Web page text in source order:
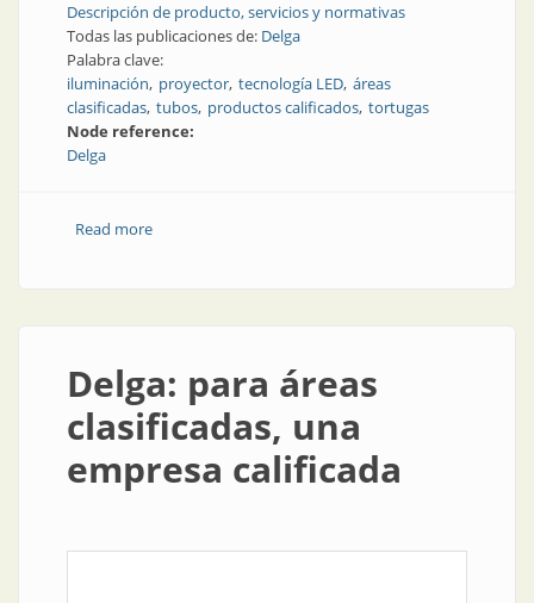
Descripción de producto, servicios y normativas
Todas las publicaciones de: Delga
Palabra clave:
iluminación proyector tecnología LED áreas
clasificadas tubos productos calificados tortugas
Node reference:
Delga
Read moreabout Para áreas clasificadas, nuevos productos
Delga: para áreas
clasificadas, una
empresa calificada